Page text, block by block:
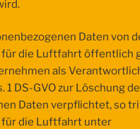
Daten von
die Luftfahrt öffentlich
als
1 DS-GVO zur Löschung
Daten verpflichtet, so
die Luftfahrt unter